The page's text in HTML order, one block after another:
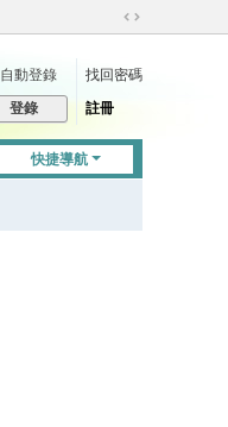
切
到
自動登錄
找回密碼
登錄 註冊
快捷導航